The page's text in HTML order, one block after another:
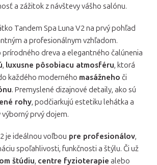
a zážitok z návštevy vášho salónu.
Tandem Spa Luna V2 na prvý pohľad
a profesionálnym vzhľadom.
dreva a elegantného čalúnenia
, luxusne pôsobiacu atmosféru, ktorá
každého moderného masážneho či
. Premyslené dizajnové detaily, ako sú
rohy, podčiarkujú estetiku lehátka a
prvý dojem.
je ideálnou voľbou pre profesionálov,
spoľahlivosti, funkčnosti a štýlu. Či už
štúdiu, centre fyzioterapie alebo